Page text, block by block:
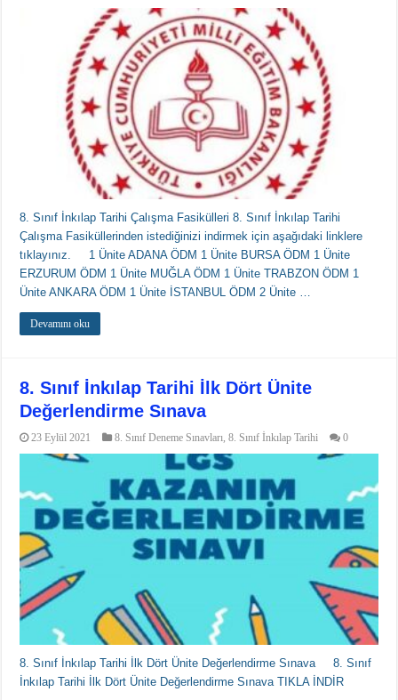
8. Sınıf İnkılap Tarihi Çalışma Fasikülleri 8. Sınıf İnkılap Tarihi
Çalışma Fasiküllerinden istediğinizi indirmek için aşağıdaki linklere
tıklayınız. 1 Ünite ADANA ÖDM 1 Ünite BURSA ÖDM 1 Ünite
ERZURUM ÖDM 1 Ünite MUĞLA ÖDM 1 Ünite TRABZON ÖDM 1
Ünite ANKARA ÖDM 1 Ünite İSTANBUL ÖDM 2 Ünite …
Devamını oku
8. Sınıf İnkılap Tarihi İlk Dört Ünite
Değerlendirme Sınava
23 Eylül 2021 8. Sınıf Deneme Sınavları,8. Sınıf İnkılap Tarihi 0
8. Sınıf İnkılap Tarihi İlk Dört Ünite Değerlendirme Sınava 8. Sınıf
İnkılap Tarihi İlk Dört Ünite Değerlendirme Sınava TIKLA İNDİR